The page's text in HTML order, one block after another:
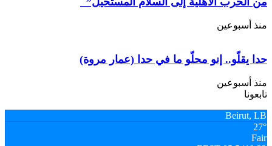
منذ أسبوعين
حدا يقلّو.. إنو محلّو ما في حدا (عمار مروة)
منذ أسبوعين
تابعونا
Beirut, LB
27°
Fair